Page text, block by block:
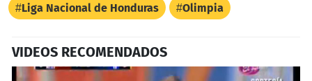
Liga Nacional de Honduras Olimpia
VIDEOS RECOMENDADOS